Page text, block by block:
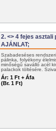
2. <> 4 fejes asztali
AJÁNLAT;
Szabadeséses
pálinka, folyékony
minőségű saválló acél
palackok töltésére.
vagy…
Ár: 1 Ft + Áfa
(Br. 1 Ft)